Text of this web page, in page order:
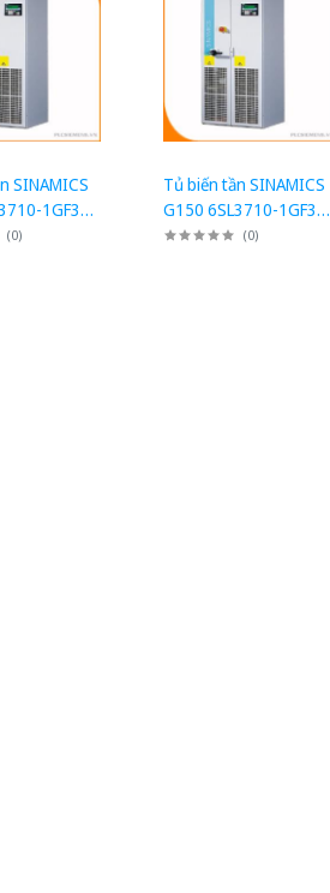
SINAMICS
1GF37-
đổi
(0)
Tủ biến tần SINAMICS
G150 6SL3710-1GF37-
4AA3: Tủ chuyển đổi
(0)